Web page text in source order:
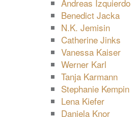
Andreas Izquierdo
Benedict Jacka
N.K. Jemisin
Catherine Jinks
Vanessa Kaiser
Werner Karl
Tanja Karmann
Stephanie Kempin
Lena Kiefer
Daniela Knor